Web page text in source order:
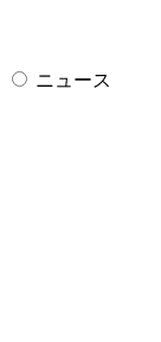
ニュース